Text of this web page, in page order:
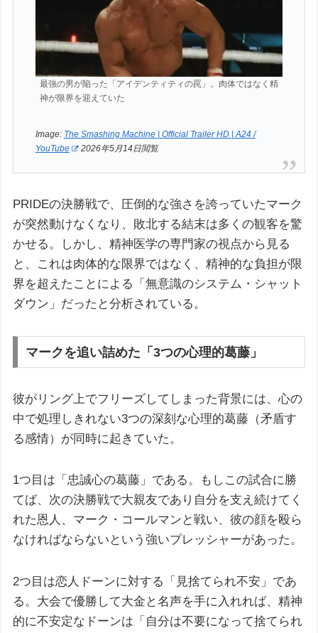
最強の男が陥った「アイデンティティの罠」。肉体ではなく精
神が限界を迎えていた
Image: The Smashing Machine | Official Trailer HD | A24 /
YouTube
2026年5月14日閲覧
PRIDEの決勝戦で、圧倒的な強さを誇っていたマーク
が突然動けなくなり、敗北する結末は多くの観客を驚
かせる。しかし、精神医学の専門家の視点から見る
と、これは肉体的な限界ではなく、精神的な負担が限
界を超えたことによる「無意識のシステム・シャット
ダウン」だったと分析されている。
マークを追い詰めた「3つの心理的葛藤」
彼がリング上でフリーズしてしまった背景には、心の
中で処理しきれない3つの深刻な心理的葛藤（矛盾す
る感情）が同時に起きていた。
1つ目は「忠誠心の葛藤」である。もしこの試合に勝
てば、次の決勝戦で大親友であり自分を支え続けてく
れた恩人、マーク・コールマンと戦い、彼の顔を殴ら
なければならないという強いプレッシャーがあった。
2つ目は恋人ドーンに対する「見捨てられ不安」であ
る。大会で優勝して大金と名声を手に入れれば、精神
的に不安定なドーンは「自分は不要になって捨てられ